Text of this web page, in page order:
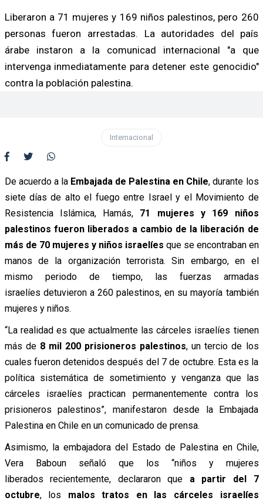
Liberaron a 71 mujeres y 169 niños palestinos, pero 260
personas fueron arrestadas. La autoridades del país
árabe instaron a la comunicad internacional "a que
intervenga inmediatamente para detener este genocidio"
contra la población palestina.
Internacional
De acuerdo a la Embajada de Palestina en Chile, durante los
siete días de alto el fuego entre Israel y el Movimiento de
Resistencia Islámica, Hamás, 71 mujeres y 169 niños
palestinos fueron liberados a cambio de la liberación de
más de 70 mujeres y niños israelíes que se encontraban en
manos de la organización terrorista. Sin embargo, en el
mismo periodo de tiempo, las fuerzas armadas
israelíes detuvieron a 260 palestinos, en su mayoría también
mujeres y niños.
“La realidad es que actualmente las cárceles israelíes tienen
más de 8 mil 200 prisioneros palestinos, un tercio de los
cuales fueron detenidos después del 7 de octubre. Esta es la
política sistemática de sometimiento y venganza que las
cárceles israelíes practican permanentemente contra los
prisioneros palestinos”, manifestaron desde la Embajada
Palestina en Chile en un comunicado de prensa.
Asimismo, la embajadora del Estado de Palestina en Chile,
Vera Baboun señaló que los “niños y mujeres
liberados recientemente, declararon que a partir del 7
octubre, los malos tratos en las cárceles israelíes